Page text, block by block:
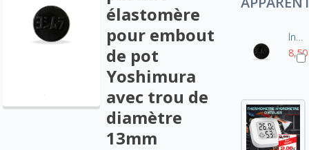
élastomère
pour embout
de pot
Yoshimura
avec trou de
diamètre
13mm
Insert / pastille élastomère pour embout de pot Yoshimura RS9